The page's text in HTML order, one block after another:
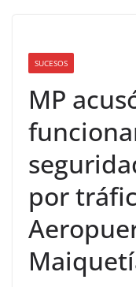
SUCESOS
MP
por